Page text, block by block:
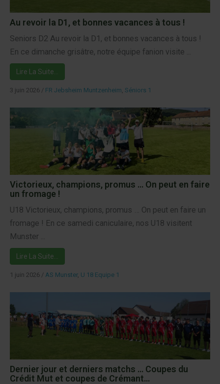
Au revoir la D1, et bonnes vacances à tous !
Seniors D2 Au revoir la D1, et bonnes vacances à tous !
En ce dimanche grisâtre, notre équipe fanion visite ...
Lire La Suite…
3 juin 2026 / FR Jebsheim Muntzenheim Séniors 1
Victorieux, champions, promus … On peut en faire
un fromage !
U18 Victorieux, champions, promus … On peut en faire un
fromage ! En ce samedi caniculaire, nos U18 visitent
Munster ...
Lire La Suite…
1 juin 2026 / AS Munster, U 18 Equipe 1
Dernier jour et derniers matchs … Coupes du
Crédit Mut et coupes de Crémant…